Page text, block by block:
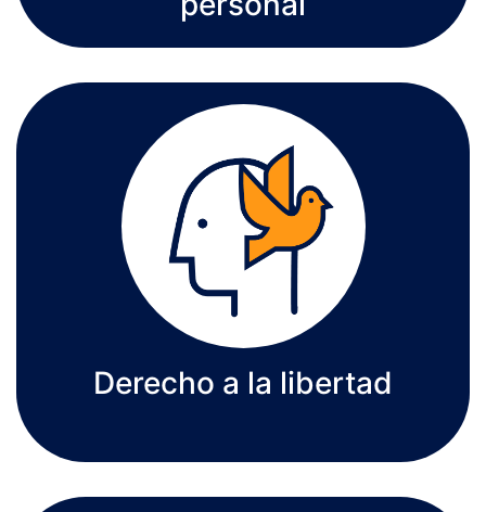
Derecho a la libertad